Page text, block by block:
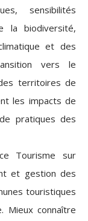
sensibilités
la biodiversité,
et des
vers le
territoires de
les impacts de
pratiques des
Tourisme sur
et gestion des
touristiques
Mieux connaître